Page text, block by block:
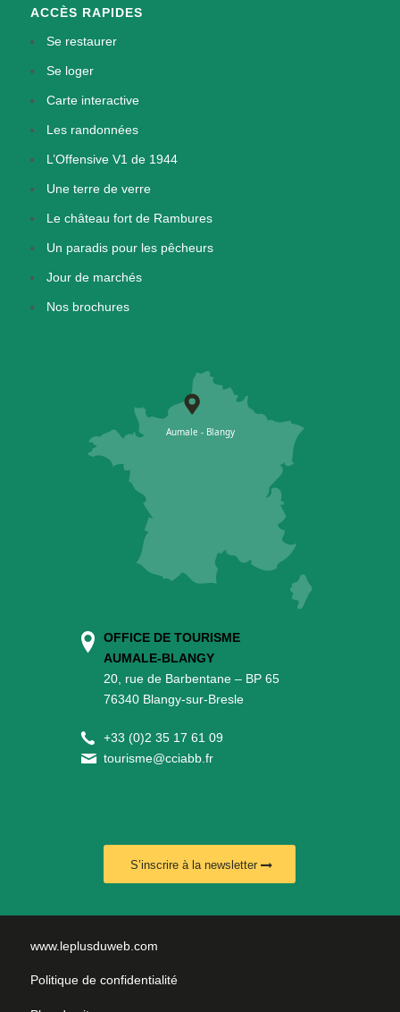
ACCÈS RAPIDES
Se restaurer
Se loger
Carte interactive
Les randonnées
L’Offensive V1 de 1944
Une terre de verre
Le château fort de Rambures
Un paradis pour les pêcheurs
Jour de marchés
Nos brochures
OFFICE DE TOURISME
AUMALE-BLANGY
20, rue de Barbentane – BP 65
76340 Blangy-sur-Bresle
+33 (0)2 35 17 61 09
tourisme@cciabb.fr
S’inscrire à la newsletter
www.leplusduweb.com
Politique de confidentialité